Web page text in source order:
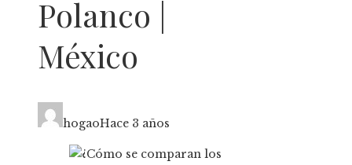
Polanco |
México
hogaoHace 3 años